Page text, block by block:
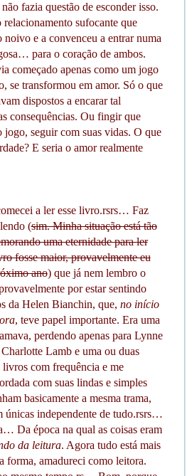
fazia questão de esconder isso.
sufocante que
e a convenceu a entrar numa
para o coração de ambos.
começado apenas como um jogo
se transformou em amor. Só o que
dispostos a encarar tal
consequências. Ou fingir que
seguir com suas vidas. O que
E seria o amor realmente
a ler esse livro.rsrs… Faz
(sim. Minha situação está tão
uma eternidade para ler
fosse maior, provavelmente eu
ano) que já nem lembro o
por estar sentindo
da Helen Bianchin, que, no início
, teve papel importante. Era uma
perdendo apenas para Lynne
Lamb e uma ou duas
com frequência e me
com suas lindas e simples
basicamente a mesma trama,
únicas independente de tudo.rsrs…
Da época na qual as coisas eram
da leitura. Agora tudo está mais
forma, amadureci como leitora.